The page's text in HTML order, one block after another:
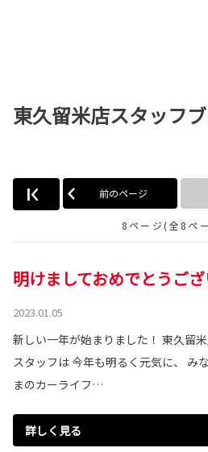
東久留米店スタッフ
前のページ
8ページ(全8ペ
明けましておめでとうご
2023.01.05
新しい一年が始まりました！ 東久留
スタッフは 今年も明るく元気に、 み
まのカーライフ…
詳しく見る